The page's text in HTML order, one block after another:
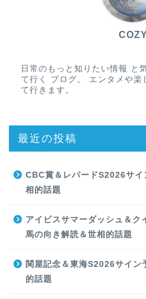
日常のもっと知りたい情報 と
て行く ブログ。 エンタメや楽
て行きます。
最近の投稿
CBC賞＆レパードS2026サ
相的話題
アイビスサマーダッシュ＆ク
馬の向き解読＆世相的話題
関屋記念＆東海S2026サイン
的話題